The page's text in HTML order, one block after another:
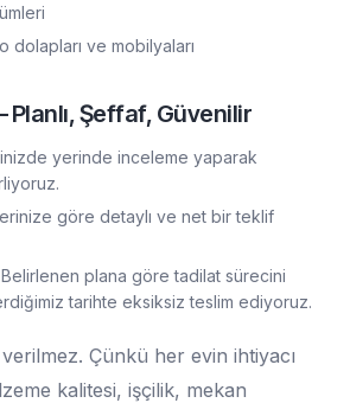
dolapları ve mobilyaları
Planlı, Şeffaf, Güvenilir
yerinde inceleme yaparak
göre detaylı ve net bir teklif
Belirlenen plana göre tadilat sürecini
tarihte eksiksiz teslim ediyoruz.
Çünkü her evin ihtiyacı
kalitesi, işçilik, mekan